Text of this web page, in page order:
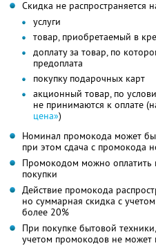
Скидка не распространяется
услуги
товар, приобретаемый в
доплату за товар, по
предоплата
покупку подарочных карт
акционный товар, по
не принимаются к оплате
цена»)
Номинал промокода может
при этом сдача с промокода
Промокодом можно оплатить
покупки
Действие промокода
но суммарная скидка с
более 20%
При покупке бытовой
учетом промокодов не может